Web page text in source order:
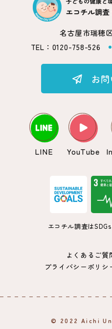
名古屋市瑞穂
TEL：0120-758-526
お
LINE YouTube
よくあるご質
プライバシーポリシ
エコチル調査は
© 2022 Aichi